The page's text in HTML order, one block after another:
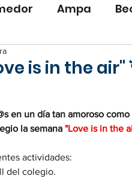
Ampa
is in the air"
en un día tan amoroso
la semana "Love is in the
actividades:
del colegio.